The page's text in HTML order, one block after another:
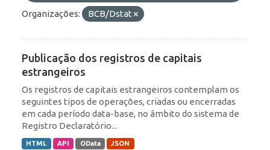
Organizações:
BCB/Dstat
Publicação dos registros de capitais
estrangeiros
Os registros de capitais estrangeiros contemplam os
seguintes tipos de operações, criadas ou encerradas
em cada período data-base, no âmbito do sistema de
Registro Declaratório...
HTML API OData JSON